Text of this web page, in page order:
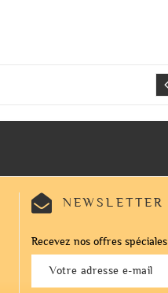
NEWSLETTER
Recevez nos offres spéciales